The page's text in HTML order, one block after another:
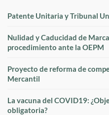
Patente Unitaria y Tribunal
Nulidad y Caducidad de
procedimiento ante la OEPM
Proyecto de reforma de
Mercantil
La vacuna del COVID19:
obligatoria?